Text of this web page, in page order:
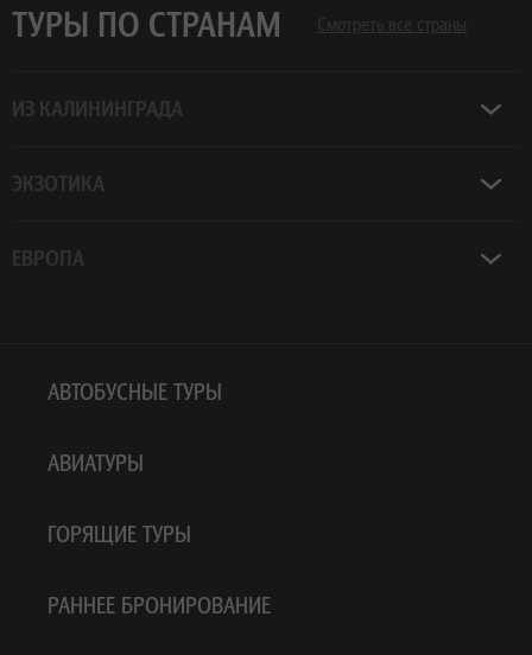
ТУРЫ ПО СТРАНАМ Смотреть все страны
ИЗ КАЛИНИНГРАДА
ЭКЗОТИКА
ЕВРОПА
АВТОБУСНЫЕ ТУРЫ
АВИАТУРЫ
ГОРЯЩИЕ ТУРЫ
РАННЕЕ БРОНИРОВАНИЕ